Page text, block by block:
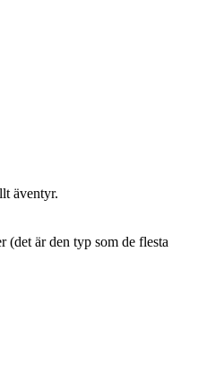
äventyr.
(det är den typ som de flesta